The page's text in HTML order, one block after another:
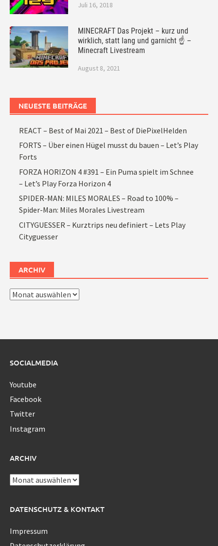
Juli 16, 2018
MINECRAFT Das Projekt – kurz und
wirklich, statt lang und garnicht ☝ –
Minecraft Livestream
August 8, 2021
NEUESTE BEITRÄGE
REACT – Best of Mai 2021 – Best of DiePixelHelden
FORTS – Über einen Hügel musst du bauen – Let’s Play
Forts
FORZA HORIZON 4 #391 – Ein Puma spielt im Schnee
– Let’s Play Forza Horizon 4
SPIDER-MAN: MILES MORALES – Road to 100% –
Spider-Man: Miles Morales Livestream
CITYGUESSER – Kurztrips neu definiert – Lets Play
Cityguesser
ARCHIV
Archiv
SOCIALMEDIA
Youtube
Facebook
Twitter
Instagram
ARCHIV
Archiv
DATENSCHUTZ & KONTAKT
Impressum